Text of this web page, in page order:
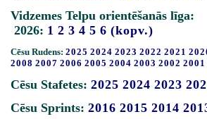
Vidzemes Telpu orientēšanās līga:
2026: 1 2 3 4 5 6 (kopv.)
Cēsu Rudens: 2025 2024 2023 2022 2021
2008 2007 2006 2005 2004 2003 2002 2001
Cēsu Stafetes: 2025 2024 2023
Cēsu Sprints: 2016 2015 2014